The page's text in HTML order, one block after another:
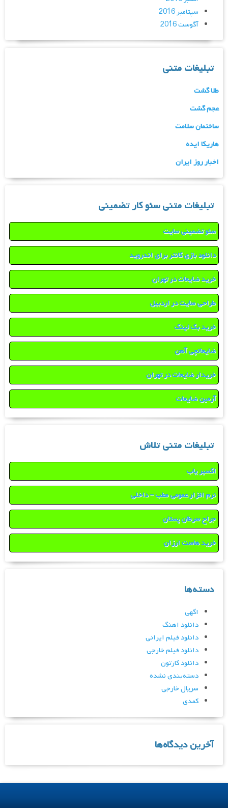
سپتامبر 2016
آگوست 2016
تبلیغات متنی
طلا گشت
عجم گشت
ساختمان سلامت
هاریکا ایده
اخبار روز ایران
تبلیغات متنی سئو کار تضمینی
سئو تضمینی سایت
دانلود بازی کانتر برای اندروید
خرید ضایعات در تهران
طراحی سایت در اردبیل
خرید بک لینک
ضایعاتچی آهن
خریدار ضایعات در تهران
آرمین ضایعات
تبلیغات متنی تلاش
اکسیر یاب
نرم افزار عمومی مطب – داخلی
جراح سرطان پستان
خرید هاست ارزان
دسته‌ها
اگهی
دانلود اهنگ
دانلود فیلم ایرانی
دانلود فیلم خارجی
دانلود کارتون
دسته‌بندی نشده
سریال خارجی
کمدی
آخرین دیدگاه‌ها